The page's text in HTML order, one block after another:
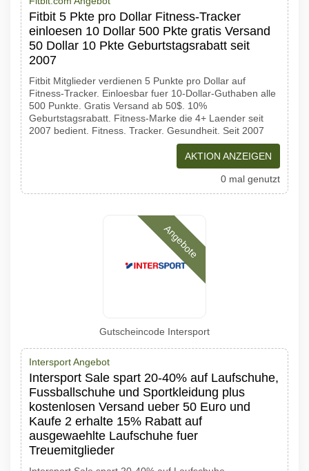
Fitbit 5 Pkte pro Dollar Fitness-Tracker
einloesen 10 Dollar 500 Pkte gratis Versand
50 Dollar 10 Pkte Geburtstagsrabatt seit
2007
Fitbit Mitglieder verdienen 5 Punkte pro Dollar auf
Fitness-Tracker. Einloesbar fuer 10-Dollar-Guthaben alle
500 Punkte. Gratis Versand ab 50$. 10%
Geburtstagsrabatt. Fitness-Marke die 4+ Laender seit
2007 bedient. Fitness. Tracker. Gesundheit. Seit 2007
AKTION ANZEIGEN
0 mal genutzt
Angebote
Gutscheincode Intersport
Intersport Angebot
Intersport Sale spart 20-40% auf Laufschuhe,
Fussballschuhe und Sportkleidung plus
kostenlosen Versand ueber 50 Euro und
Kaufe 2 erhalte 15% Rabatt auf
ausgewaehlte Laufschuhe fuer
Treuemitglieder